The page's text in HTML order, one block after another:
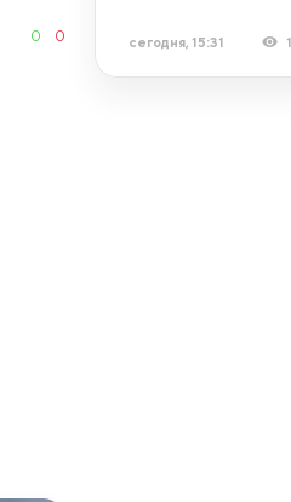
0 0 сегодня, 15:31